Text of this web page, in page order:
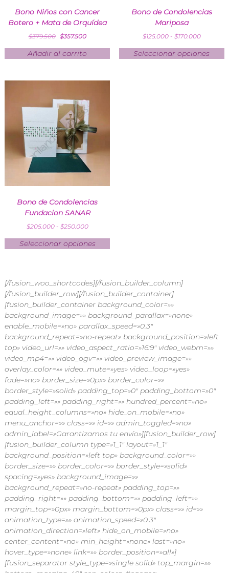
Bono Niños con Cancer
Botero + Mata de Orquídea
$379.500 $357.500
Añadir al carrito
Bono de Condolencias
Mariposa
$125.000 - $170.000
Seleccionar opciones
Bono de Condolencias
Fundacion SANAR
$205.000 - $250.000
Seleccionar opciones
[/fusion_woo_shortcodes][/fusion_builder_column]
[/fusion_builder_row][/fusion_builder_container]
[fusion_builder_container background_color=»»
background_image=»» background_parallax=»none»
enable_mobile=»no» parallax_speed=»0.3″
background_repeat=»no-repeat» background_position=»left
top» video_url=»» video_aspect_ratio=»16:9″ video_webm=»»
video_mp4=»» video_ogv=»» video_preview_image=»»
overlay_color=»» video_mute=»yes» video_loop=»yes»
fade=»no» border_size=»0px» border_color=»»
border_style=»solid» padding_top=»0″ padding_bottom=»0″
padding_left=»» padding_right=»» hundred_percent=»no»
equal_height_columns=»no» hide_on_mobile=»no»
menu_anchor=»» class=»» id=»» admin_toggled=»no»
admin_label=»Garantizamos tu envío»][fusion_builder_row]
[fusion_builder_column type=»1_1″ layout=»1_1″
background_position=»left top» background_color=»»
border_size=»» border_color=»» border_style=»solid»
spacing=»yes» background_image=»»
background_repeat=»no-repeat» padding_top=»»
padding_right=»» padding_bottom=»» padding_left=»»
margin_top=»0px» margin_bottom=»0px» class=»» id=»»
animation_type=»» animation_speed=»0.3″
animation_direction=»left» hide_on_mobile=»no»
center_content=»no» min_height=»none» last=»no»
hover_type=»none» link=»» border_position=»all»]
[fusion_separator style_type=»single solid» top_margin=»»